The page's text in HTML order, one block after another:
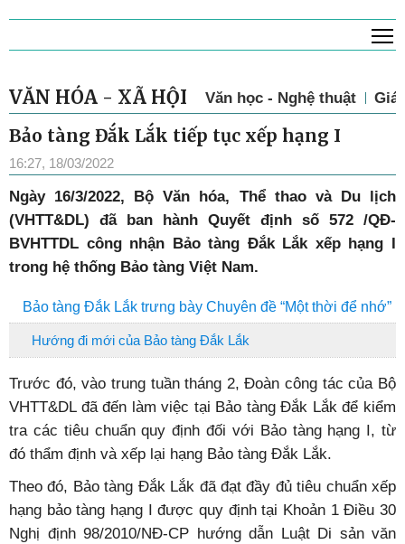
VĂN HÓA - XÃ HỘI Văn học - Nghệ thuật
Bảo tàng Đắk Lắk tiếp tục xếp hạng I
16:27, 18/03/2022
Ngày 16/3/2022, Bộ Văn hóa, Thể thao và Du lịch
(VHTT&DL) đã ban hành Quyết định số 572 /QĐ-
BVHTTDL công nhận Bảo tàng Đắk Lắk xếp hạng I
trong hệ thống Bảo tàng Việt Nam.
Bảo tàng Đắk Lắk trưng bày Chuyên đề “Một thời để nhớ”
Hướng đi mới của Bảo tàng Đắk Lắk
Trước đó, vào trung tuần tháng 2, Đoàn công tác của Bộ
VHTT&DL đã đến làm việc tại Bảo tàng Đắk Lắk để kiểm
tra các tiêu chuẩn quy định đối với Bảo tàng hạng I, từ
đó thẩm định và xếp lại hạng Bảo tàng Đắk Lắk.
Theo đó, Bảo tàng Đắk Lắk đã đạt đầy đủ tiêu chuẩn xếp
hạng bảo tàng hạng I được quy định tại Khoản 1 Điều 30
Nghị định 98/2010/NĐ-CP hướng dẫn Luật Di sản văn